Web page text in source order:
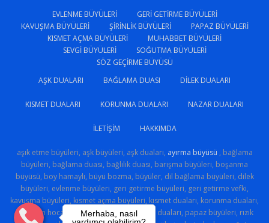
Merhaba, nasıl
EVLENME BÜYÜLERI
GERI GETIRME BÜYÜLERI
KAVUŞMA BÜYÜLERI
ŞIRINLIK BÜYÜLERI
PAPAZ BÜYÜLERI
KISMET AÇMA BÜYÜLERI
MUHABBET BÜYÜLERI
SEVGI BÜYÜLERI
SOĞUTMA BÜYÜLERI
SÖZ GEÇIRME BÜYÜSÜ
AŞK DUALARI
BAĞLAMA DUASI DILEK DUALARI
KISMET DUALARI KORUNMA DUALARI NAZAR DUALARI
İLETIŞIM HAKKIMDA
aşık etme büyüleri, aşk büyüleri, aşk duaları, ayırma büyüsü , bağlama
büyüleri, bağlama duası, bağlılık duası, barışma büyüleri, boşanma
büyüsü, boy hamaylı, büyü bozma, büyüler, dil bağlama büyüleri, dilek
büyüleri, evlenme büyüleri, geri getirme büyüleri, geri getirme vefki,
kavuşma büyüleri, kısmet açma büyüleri, kısmet duaları, korunma duaları,
medyum hoca, muhabbet büyüleri, nazar duaları, papaz büyüleri, rızık